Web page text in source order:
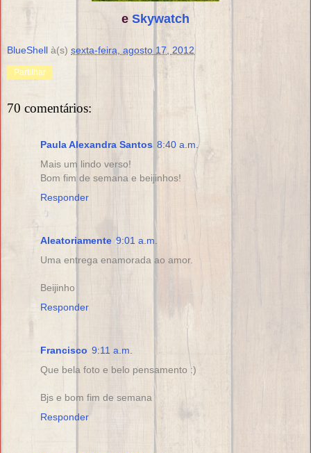
e Skywatch
BlueShell à(s) sexta-feira, agosto 17, 2012
Partilhar
70 comentários:
Paula Alexandra Santos 8:40 a.m.
Mais um lindo verso!
Bom fim de semana e beijinhos!
Responder
Aleatoriamente 9:01 a.m.
Uma entrega enamorada ao amor.
Beijinho
Responder
Francisco 9:11 a.m.
Que bela foto e belo pensamento :)
Bjs e bom fim de semana
Responder